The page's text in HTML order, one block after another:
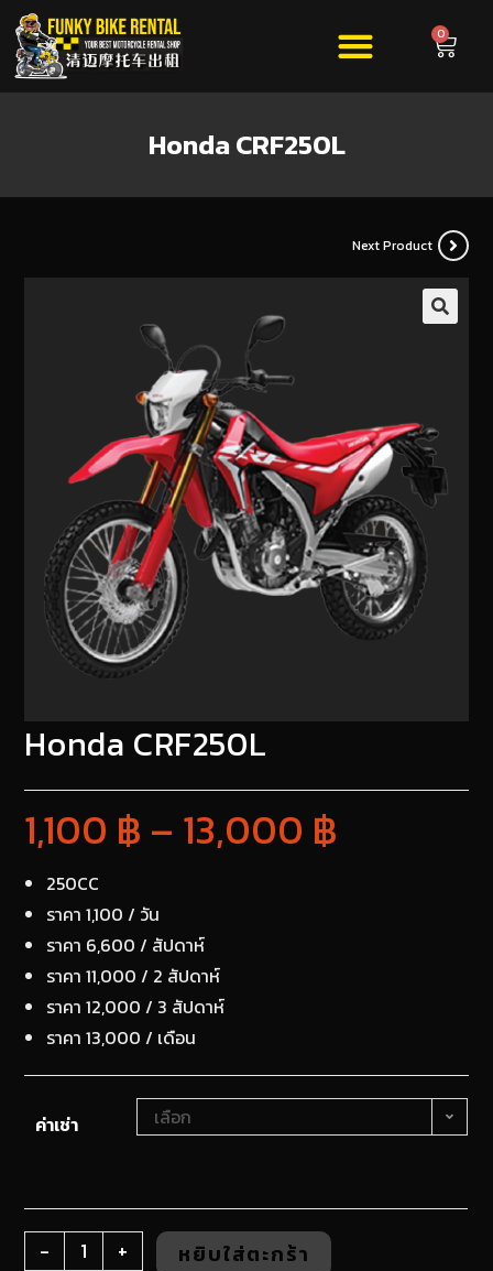
0
Honda CRF250L
Next Product
Honda CRF250L
1,100 ฿ – 13,000 ฿
250CC
ราคา 1,100 / วัน
ราคา 6,600 / สัปดาห์
ราคา 11,000 / 2 สัปดาห์
ราคา 12,000 / 3 สัปดาห์
ราคา 13,000 / เดือน
ค่าเช่า เลือก
- + หยิบใส่ตะกร้า